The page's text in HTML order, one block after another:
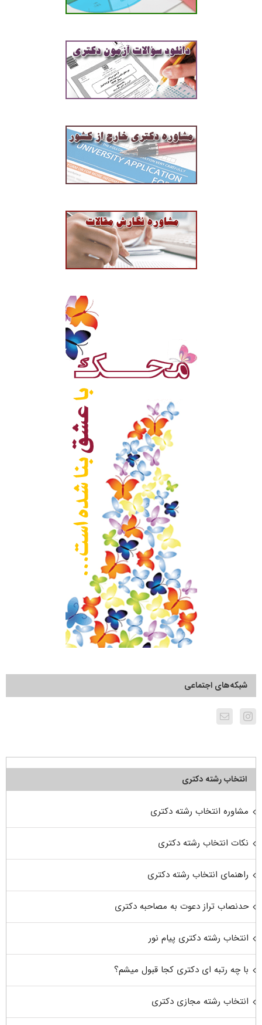
شبکه‌های اجتماعی
انتخاب رشته دکتری
مشاوره انتخاب رشته دکتری
نکات انتخاب رشته دکتری
راهنمای انتخاب رشته دکتری
حدنصاب تراز دعوت به مصاحبه دکتری
انتخاب رشته دکتری پیام نور
با چه رتبه ای دکتری کجا قبول میشم؟
انتخاب رشته مجازی دکتری